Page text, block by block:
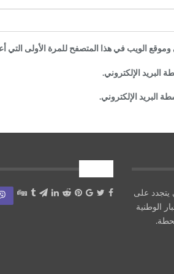
الويب في هذا المتصفح للمرة الأولى التي
البريد الإلكتروني.
البريد الإلكتروني.
يتجدد على
الوطنية